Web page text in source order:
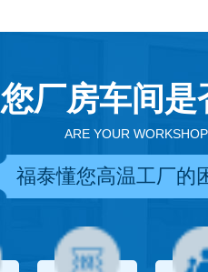
您厂房车间
ARE YOUR
福泰懂您高温工厂的